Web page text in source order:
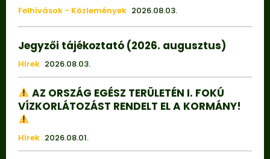
Felhívások - Közlemények 2026.08.03.
Jegyzői tájékoztató (2026. augusztus)
Hírek 2026.08.03.
AZ ORSZÁG EGÉSZ TERÜLETÉN I. FOKÚ
VÍZKORLÁTOZÁST RENDELT EL A KORMÁNY!
Hírek 2026.08.01.